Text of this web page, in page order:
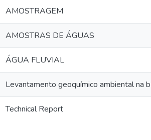
AMOSTRAGEM
AMOSTRAS DE ÁGUAS
ÁGUA FLUVIAL
Levantamento geoquímico ambiental na
Technical Report